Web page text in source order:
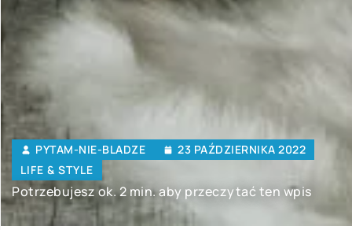
PYTAM-NIE-BLADZE
23 PAŹDZIERNIKA 2022
LIFE & STYLE
Potrzebujesz ok. 2 min. aby przeczytać ten wpis